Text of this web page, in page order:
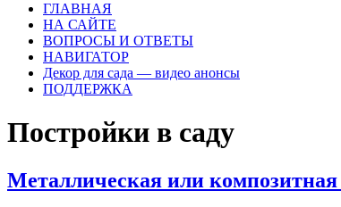
ГЛАВНАЯ
НА САЙТЕ
ВОПРОСЫ И ОТВЕТЫ
НАВИГАТОР
Декор для сада — видео анонсы
ПОДДЕРЖКА
Постройки в саду
Металлическая или